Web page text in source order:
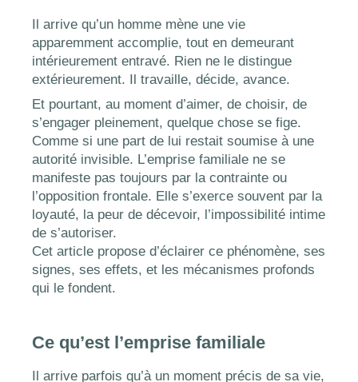
Il arrive qu’un homme mène une vie
apparemment accomplie, tout en demeurant
intérieurement entravé. Rien ne le distingue
extérieurement. Il travaille, décide, avance.
Et pourtant, au moment d’aimer, de choisir, de
s’engager pleinement, quelque chose se fige.
Comme si une part de lui restait soumise à une
autorité invisible. L’emprise familiale ne se
manifeste pas toujours par la contrainte ou
l’opposition frontale. Elle s’exerce souvent par la
loyauté, la peur de décevoir, l’impossibilité intime
de s’autoriser.
Cet article propose d’éclairer ce phénomène, ses
signes, ses effets, et les mécanismes profonds
qui le fondent.
Ce qu’est l’emprise familiale
Il arrive parfois qu’à un moment précis de sa vie,